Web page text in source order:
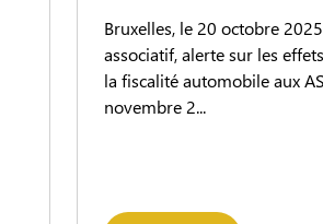
Bruxelles, le 20 octobre
associatif, alerte sur les
la fiscalité automobile aux
novembre 2...